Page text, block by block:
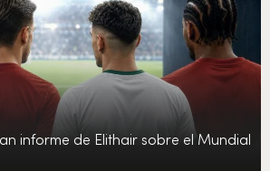
informe de Elithair sobre el Mundial